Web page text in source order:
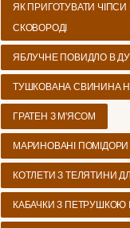
ЯК ПРИГОТУВАТИ
СКОВОРОДІ
ЯБЛУЧНЕ ПОВИДЛО В
ТУШКОВАНА СВИНИНА
ГРАТЕН З М'ЯСОМ
МАРИНОВАНІ ПОМІДОРИ
КОТЛЕТИ З ТЕЛЯТИНИ
КАБАЧКИ З ПЕТРУШКОЮ